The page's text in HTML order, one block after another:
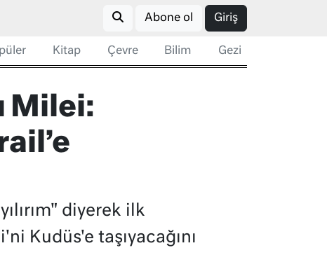
Abone ol Giriş
Kitap Çevre Bilim Gezi
Milei:
diyerek ilk
Kudüs'e taşıyacağını